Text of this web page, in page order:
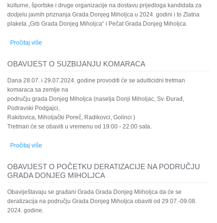
kulturne, športske i druge organizacije na dostavu prijedloga kandidata za
dodjelu javnih priznanja Grada Donjeg Miholjca u 2024. godini i to Zlatna
plaketa „Grb Grada Donjeg Miholjca“ i Pečat Grada Donjeg Miholjca.
Pročitaj više
2024. GODINI
OBAVIJEST O SUZBIJANJU KOMARACA
Dana 28.07. i 29.07.2024. godine provoditi će se adulticidni tretman
komaraca sa zemlje na
području grada Donjeg Miholjca (naselja Donji Miholjac, Sv. Đurađ,
Podravski Podgajci,
Rakitovica, Miholjački Poreč, Radikovci, Golinci )
Tretman će se obaviti u vremenu od 19:00 - 22:00 sata.
Pročitaj više
OBAVIJEST O POČETKU DERATIZACIJE NA PODRUČJU
GRADA DONJEG MIHOLJCA
Obaviještavaju se građani Grada Grada Donjeg Miiholjca da će se
deratizacija na području Grada Donjeg Miholjca obaviti od 29.07.-09.08.
2024. godine.